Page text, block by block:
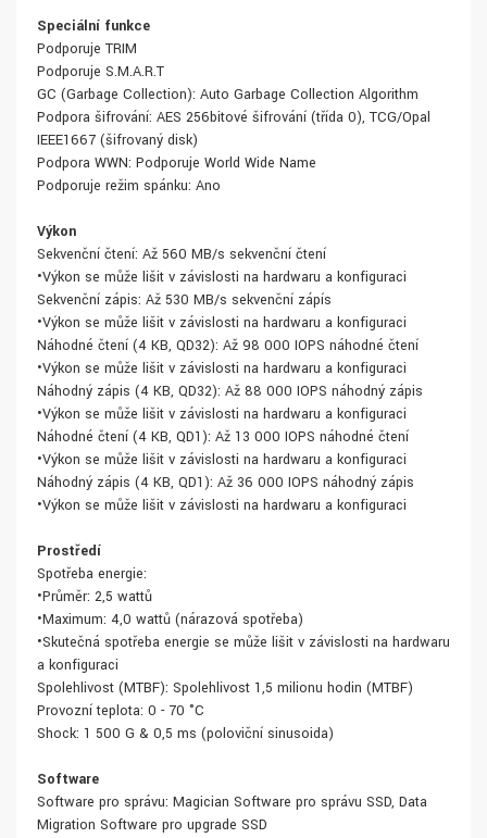
Speciální funkce
Podporuje TRIM
Podporuje S.M.A.R.T
GC (Garbage Collection): Auto Garbage Collection Algorithm
Podpora šifrování: AES 256bitové šifrování (třída 0), TCG/Opal
IEEE1667 (šifrovaný disk)
Podpora WWN: Podporuje World Wide Name
Podporuje režim spánku: Ano
Výkon
Sekvenční čtení: Až 560 MB/s sekvenční čtení
•Výkon se může lišit v závislosti na hardwaru a konfiguraci
Sekvenční zápis: Až 530 MB/s sekvenční zápís
•Výkon se může lišit v závislosti na hardwaru a konfiguraci
Náhodné čtení (4 KB, QD32): Až 98 000 IOPS náhodné čtení
•Výkon se může lišit v závislosti na hardwaru a konfiguraci
Náhodný zápis (4 KB, QD32): Až 88 000 IOPS náhodný zápis
•Výkon se může lišit v závislosti na hardwaru a konfiguraci
Náhodné čtení (4 KB, QD1): Až 13 000 IOPS náhodné čtení
•Výkon se může lišit v závislosti na hardwaru a konfiguraci
Náhodný zápis (4 KB, QD1): Až 36 000 IOPS náhodný zápis
•Výkon se může lišit v závislosti na hardwaru a konfiguraci
Prostředí
Spotřeba energie:
•Průměr: 2,5 wattů
•Maximum: 4,0 wattů (nárazová spotřeba)
•Skutečná spotřeba energie se může lišit v závislosti na hardwaru
a konfiguraci
Spolehlivost (MTBF): Spolehlivost 1,5 milionu hodin (MTBF)
Provozní teplota: 0 - 70 °C
Shock: 1 500 G & 0,5 ms (poloviční sinusoida)
Software
Software pro správu: Magician Software pro správu SSD, Data
Migration Software pro upgrade SSD